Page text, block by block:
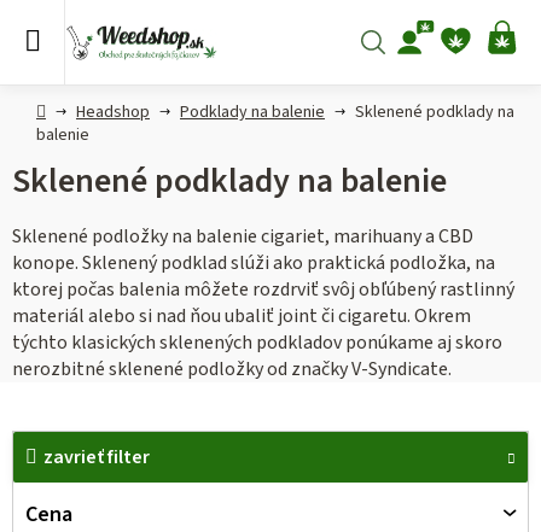
Hľadať
DomovHeadshop Podklady na balenie
Sklenené podklady na
balenie
Sklenené podklady na balenie
Sklenené podložky na balenie cigariet, marihuany a CBD
konope. Sklenený podklad slúži ako praktická podložka, na
ktorej počas balenia môžete rozdrviť svôj obľúbený rastlinný
materiál alebo si nad ňou ubaliť joint či cigaretu. Okrem
týchto klasických sklenených podkladov ponúkame aj skoro
nerozbitné sklenené podložky od značky V-Syndicate.
zavrieť filter
Cena
V
p